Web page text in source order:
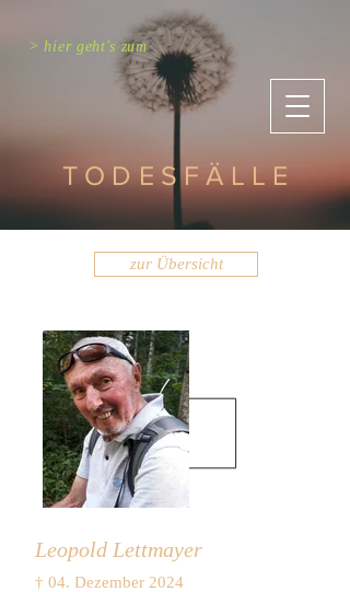
> hier geht's zum
TODESFÄLLE
zur Übersicht
† 04. Dezember 2024
Leopold Lettmayer